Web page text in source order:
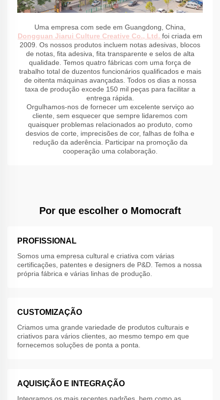
Uma empresa com sede em Guangdong, China,
Dongguan Jiarui Culture Creative Co., Ltd. foi criada em
2009. Os nossos produtos incluem notas adesivas, blocos
de notas, fita adesiva, fita transparente e selos de alta
qualidade. Temos quatro fábricas com uma força de
trabalho total de duzentos funcionários qualificados e mais
de oitenta máquinas avançadas. Todos os dias a nossa
taxa de produção excede 150 mil peças para facilitar a
entrega rápida.
Orgulhamos-nos de fornecer um excelente serviço ao
cliente, sem esquecer que sempre lidaremos com
quaisquer problemas relacionados ao produto, como
desvios de corte, imprecisões de cor, falhas de folha e
redução da aderência. Participar na promoção da
cooperação uma colaboração.
Por que escolher o Momocraft
PROFISSIONAL
Somos uma empresa cultural e criativa com várias
certificações, patentes e designers de P&D. Temos a nossa
própria fábrica e várias linhas de produção.
CUSTOMIZAÇÃO
Criamos uma grande variedade de produtos culturais e
criativos para vários clientes, ao mesmo tempo em que
fornecemos soluções de ponta a ponta.
AQUISIÇÃO E INTEGRAÇÃO